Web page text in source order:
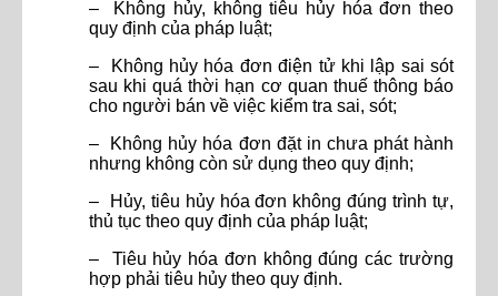
– Không hủy, không tiêu hủy hóa đơn theo
quy định của pháp luật;
– Không hủy hóa đơn điện tử khi lập sai sót
sau khi quá thời hạn cơ quan thuế thông báo
cho người bán về việc kiểm tra sai, sót;
– Không hủy hóa đơn đặt in chưa phát hành
nhưng không còn sử dụng theo quy định;
– Hủy, tiêu hủy hóa đơn không đúng trình tự,
thủ tục theo quy định của pháp luật;
– Tiêu hủy hóa đơn không đúng các trường
hợp phải tiêu hủy theo quy định.